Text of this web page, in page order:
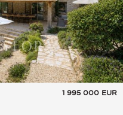
1 995 000 EUR